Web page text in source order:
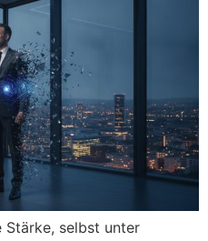
Stärke, selbst unter